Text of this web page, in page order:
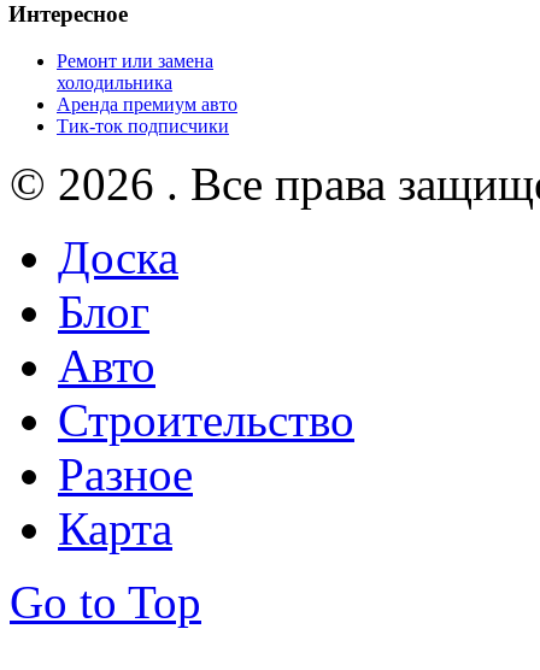
Интересное
Ремонт или замена
холодильника
Аренда премиум авто
Тик-ток подписчики
© 2026 . Все права
Доска
Блог
Авто
Строительство
Разное
Карта
Go to Top